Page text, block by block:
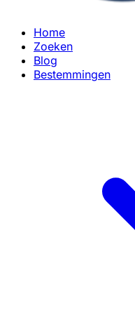
Home
Zoeken
Blog
Bestemmingen